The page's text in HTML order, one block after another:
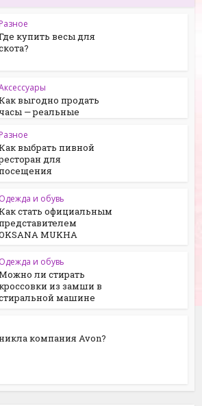
Разное
купить весы для
выгодно продать
— реальные
Разное
выбрать пивной
для
Одежда и обувь
стать официальным
MUKHA
Одежда и обувь
ли стирать
из замши в
машине
компания Avon?